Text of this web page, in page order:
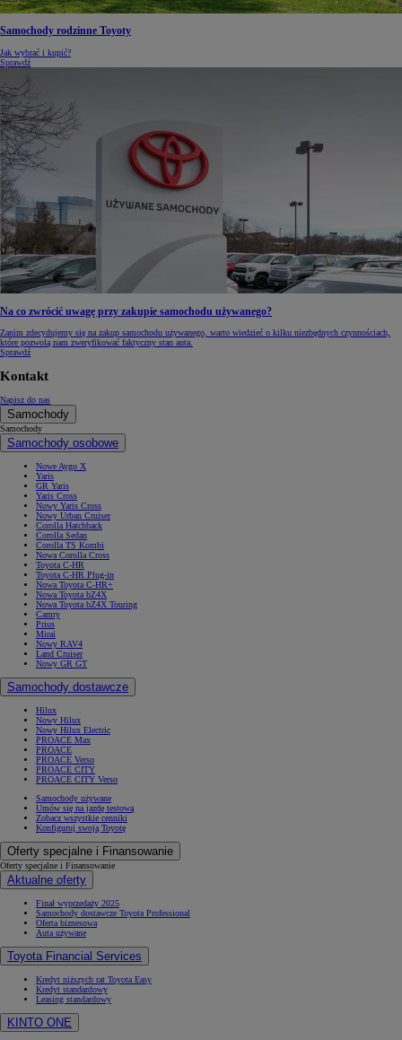
Samochody rodzinne Toyoty
Jak wybrać i kupić?
Sprawdź
Na co zwrócić uwagę przy zakupie samochodu używanego?
Zanim zdecydujemy się na zakup samochodu używanego, warto wiedzieć o kilku niezbędnych czynnościach,
które pozwolą nam zweryfikować faktyczny stan auta.
Sprawdź
Kontakt
Napisz do nas
Samochody
Samochody
Samochody osobowe
Nowe Aygo X
Yaris
GR Yaris
Yaris Cross
Nowy Yaris Cross
Nowy Urban Cruiser
Corolla Hatchback
Corolla Sedan
Corolla TS Kombi
Nowa Corolla Cross
Toyota C-HR
Toyota C-HR Plug-in
Nowa Toyota C-HR+
Nowa Toyota bZ4X
Nowa Toyota bZ4X Touring
Camry
Prius
Mirai
Nowy RAV4
Land Cruiser
Nowy GR GT
Samochody dostawcze
Hilux
Nowy Hilux
Nowy Hilux Electric
PROACE Max
PROACE
PROACE Verso
PROACE CITY
PROACE CITY Verso
Samochody używane
Umów się na jazdę testową
Zobacz wszystkie cenniki
Konfiguruj swoją Toyotę
Oferty specjalne i Finansowanie
Oferty specjalne i Finansowanie
Aktualne oferty
Finał wyprzedaży 2025
Samochody dostawcze Toyota Professional
Oferta biznesowa
Auta używane
Toyota Financial Services
Kredyt niższych rat Toyota Easy
Kredyt standardowy
Leasing standardowy
KINTO ONE